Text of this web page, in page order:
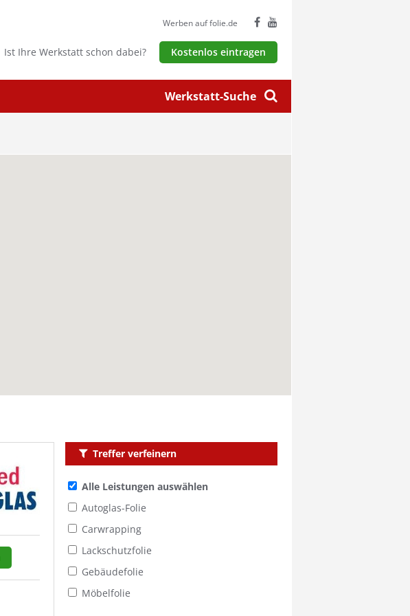
Werkstatt-Suche
Werben auf folie.de
Ist Ihre Werkstatt schon dabei? Kostenlos eintragen
Treffer verfeinern
Alle Leistungen auswählen
Autoglas-Folie
Carwrapping
Lackschutzfolie
Gebäudefolie
Möbelfolie